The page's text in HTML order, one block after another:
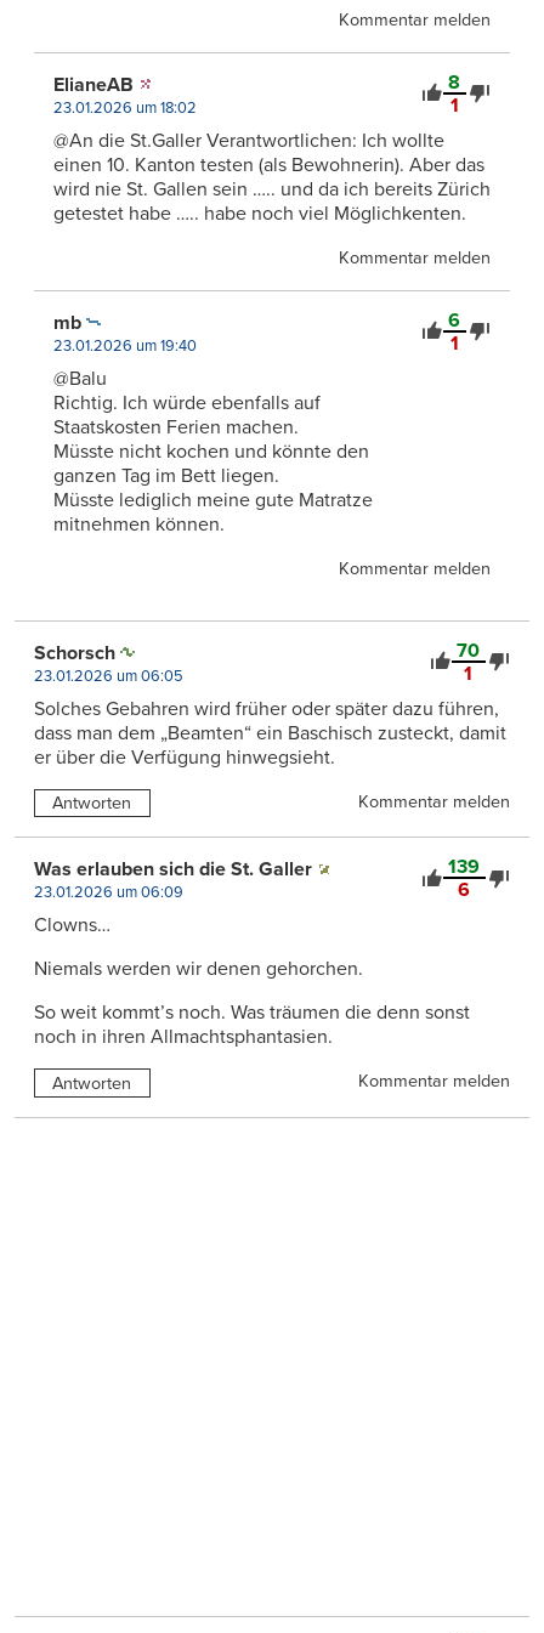
Kommentar melden
8
1
ElianeAB
23.01.2026 um 18:02
@An die St.Galler Verantwortlichen: Ich wollte
einen 10. Kanton testen (als Bewohnerin). Aber das
wird nie St. Gallen sein ….. und da ich bereits Zürich
getestet habe ….. habe noch viel Möglichkenten.
Kommentar melden
6
1
mb
23.01.2026 um 19:40
@Balu
Richtig. Ich würde ebenfalls auf
Staatskosten Ferien machen.
Müsste nicht kochen und könnte den
ganzen Tag im Bett liegen.
Müsste lediglich meine gute Matratze
mitnehmen können.
Kommentar melden
70
1
Schorsch
23.01.2026 um 06:05
Solches Gebahren wird früher oder später dazu führen,
dass man dem „Beamten“ ein Baschisch zusteckt, damit
er über die Verfügung hinwegsieht.
Antworten Kommentar melden
139
6
Was erlauben sich die St. Galler
23.01.2026 um 06:09
Clowns…
Niemals werden wir denen gehorchen.
So weit kommt’s noch. Was träumen die denn sonst
noch in ihren Allmachtsphantasien.
Antworten Kommentar melden